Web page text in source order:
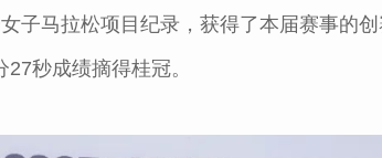
子马拉松项目纪录，获得了本届赛事的
秒成绩摘得桂冠。